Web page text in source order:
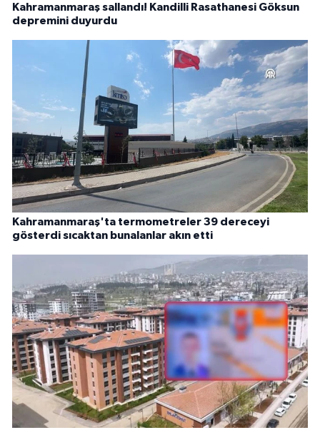
Kahramanmaraş sallandı! Kandilli Rasathanesi Göksun
depremini duyurdu
Kahramanmaraş'ta termometreler 39 dereceyi
gösterdi sıcaktan bunalanlar akın etti